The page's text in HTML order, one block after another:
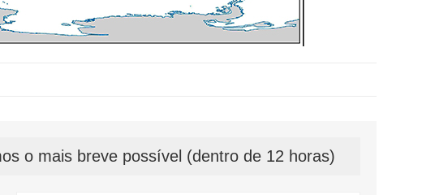
o mais breve possível (dentro de 12 horas)